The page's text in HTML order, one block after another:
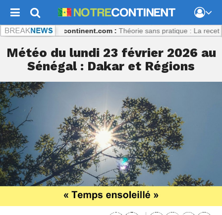
Notrecontinent.com : Théorie sans pratique : La recette du
Météo du lundi 23 février 2026 au
Sénégal : Dakar et Régions